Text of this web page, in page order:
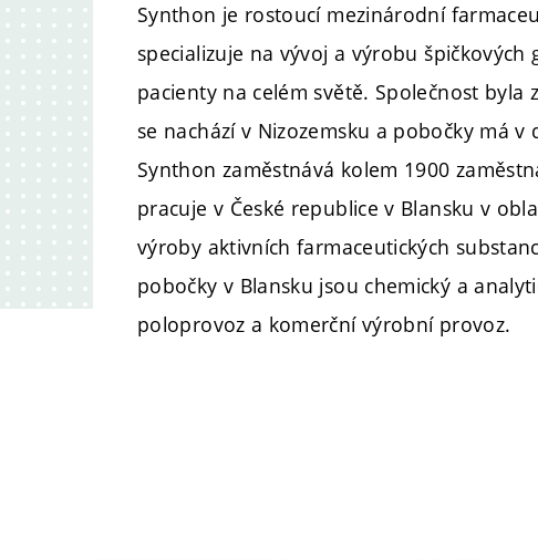
Synthon je rostoucí mezinárodní
specializuje na vývoj a výrobu špičkových
pacienty na celém světě. Společnost byla
se nachází v Nizozemsku a pobočky má v
Synthon zaměstnává kolem 1900
pracuje v České republice v Blansku v
výroby aktivních farmaceutických
pobočky v Blansku jsou chemický a
poloprovoz a komerční výrobní provoz.